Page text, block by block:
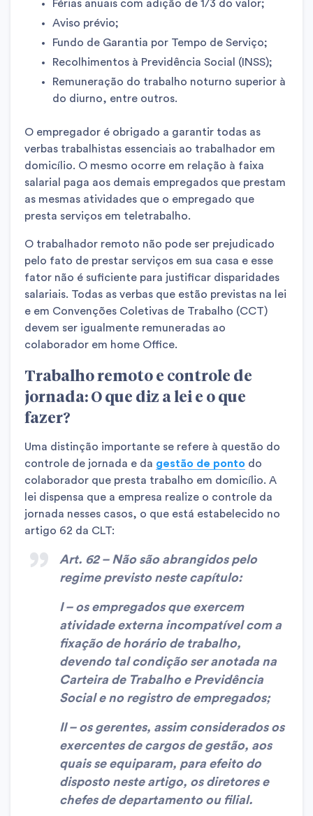
Férias anuais com adição de 1/3 do valor;
Aviso prévio;
Fundo de Garantia por Tempo de Serviço;
Recolhimentos à Previdência Social (INSS);
Remuneração do trabalho noturno superior à
do diurno, entre outros.
O empregador é obrigado a garantir todas as
verbas trabalhistas essenciais ao trabalhador em
domicílio. O mesmo ocorre em relação à faixa
salarial paga aos demais empregados que prestam
as mesmas atividades que o empregado que
presta serviços em teletrabalho.
O trabalhador remoto não pode ser prejudicado
pelo fato de prestar serviços em sua casa e esse
fator não é suficiente para justificar disparidades
salariais. Todas as verbas que estão previstas na lei
e em Convenções Coletivas de Trabalho (CCT)
devem ser igualmente remuneradas ao
colaborador em home Office.
Trabalho remoto e controle de
jornada: O que diz a lei e o que
fazer?
Uma distinção importante se refere à questão do
controle de jornada e da gestão de ponto do
colaborador que presta trabalho em domicílio. A
lei dispensa que a empresa realize o controle da
jornada nesses casos, o que está estabelecido no
artigo 62 da CLT:
Art. 62 – Não são abrangidos pelo
regime previsto neste capítulo:
I – os empregados que exercem
atividade externa incompatível com a
fixação de horário de trabalho,
devendo tal condição ser anotada na
Carteira de Trabalho e Previdência
Social e no registro de empregados;
II – os gerentes, assim considerados os
exercentes de cargos de gestão, aos
quais se equiparam, para efeito do
disposto neste artigo, os diretores e
chefes de departamento ou filial.